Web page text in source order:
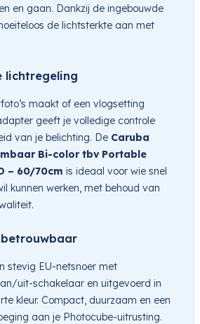
en gaan. Dankzij de ingebouwde
de lichtsterkte aan met
lichtregeling
maakt of een vlogsetting
geeft je volledige controle
van je belichting. De Caruba
Bi-color tbv Portable
– 60/70cm is ideaal voor wie snel
kunnen werken, met behoud van
stevig EU-netsnoer met
uit-schakelaar en uitgevoerd in
kleur. Compact, duurzaam en een
aan je Photocube-uitrusting.